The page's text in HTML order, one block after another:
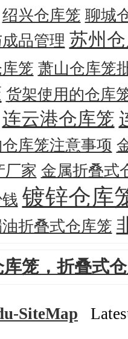
绍兴仓库笼 聊城
品管理 苏州
笼 萧山仓库笼
货架使用的仓库
连云港仓库笼
库笼注意事项
厂家 金属折叠式
镀锌仓库
油折叠式仓库笼
库笼，折叠式
SiteMap